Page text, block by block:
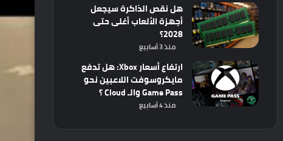
هل نقص الذاكرة سيجعل
أجهزة الألعاب أغلى حتى
2028؟
منذ 3 أسابيع
ارتفاع أسعار Xbox: هل تدفع
مايكروسوفت اللاعبين نحو
Game Pass والـ Cloud ؟
منذ 4 أسابيع